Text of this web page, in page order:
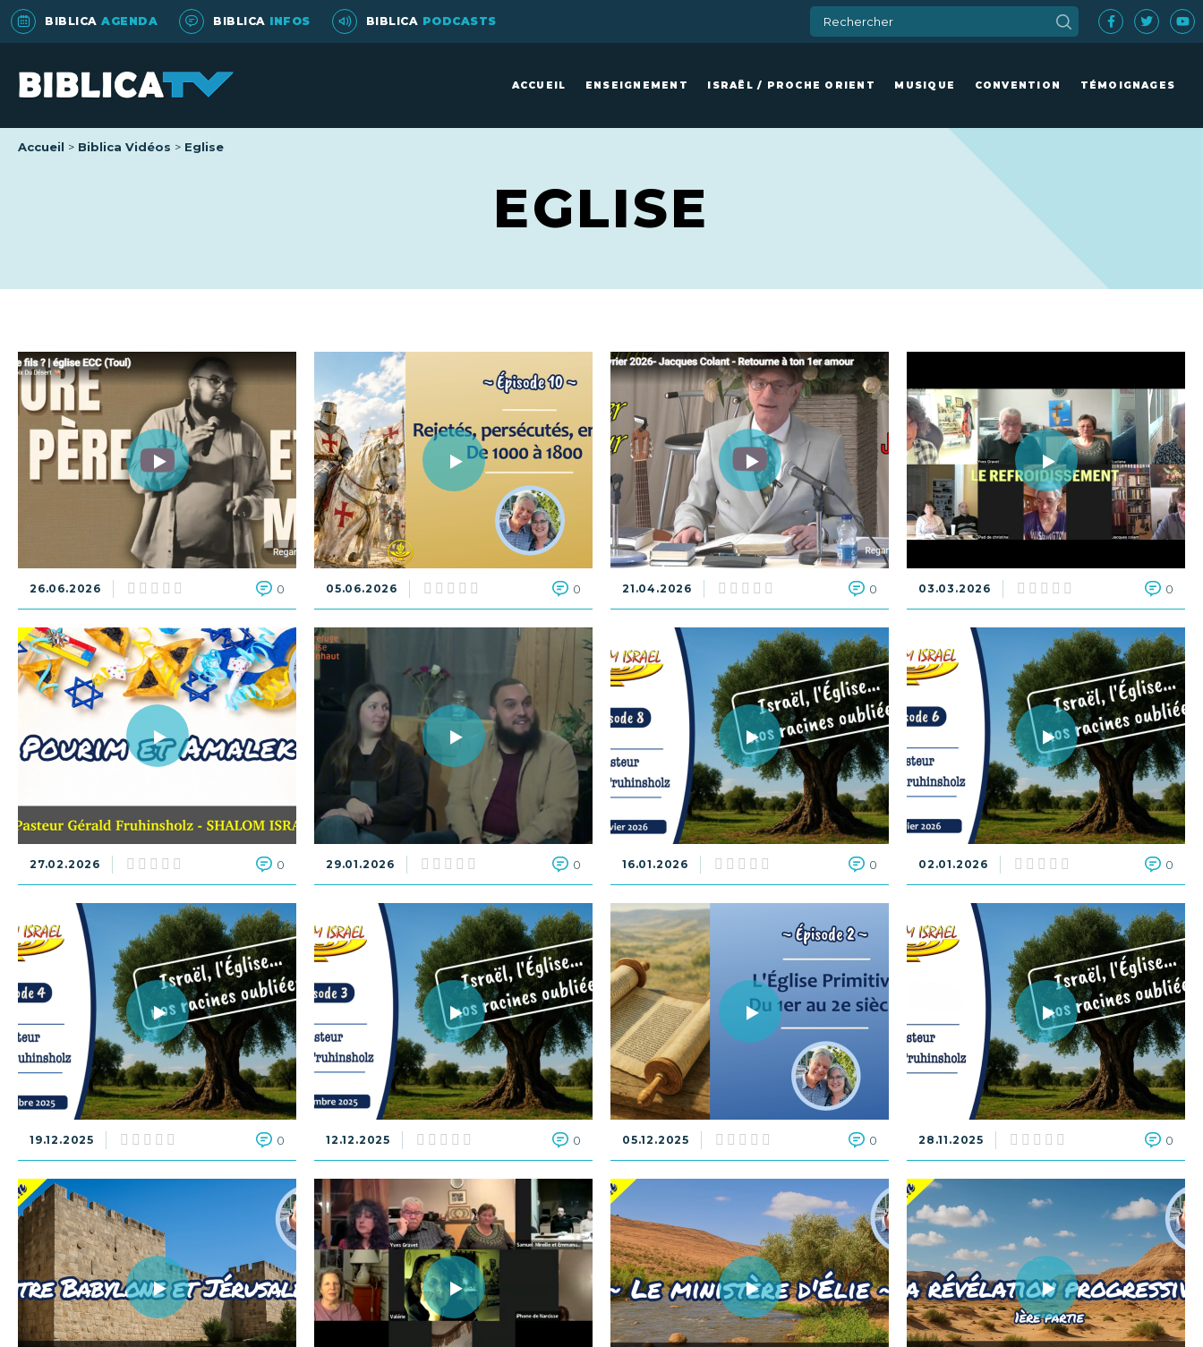
BIBLICA AGENDA BIBLICA INFOS BIBLICA PODCASTS
ACCUEIL ENSEIGNEMENT ISRAËL / PROCHE ORIENT MUSIQUE CONVENTION TÉMOIGNAGES
Accueil Biblica Vidéos Eglise
EGLISE
26.06.2026 0 05.06.2026 0 21.04.2026 0 03.03.2026 0
27.02.2026 0 29.01.2026 0 16.01.2026 0 02.01.2026 0
19.12.2025 0 12.12.2025 0 05.12.2025 0 28.11.2025 0